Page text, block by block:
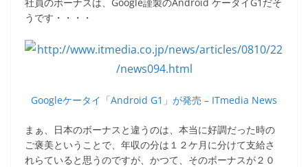
うです・・・・
Googleケータイ「Android G1」が発売 – ITmedia News
まぁ、日本のボーナスと違うのは、本当に好調だった時の
ご褒美ということで、年収の分は１２ケ月に分けて支給さ
れらていると思うのですが、かつて、そのボーナスが２０